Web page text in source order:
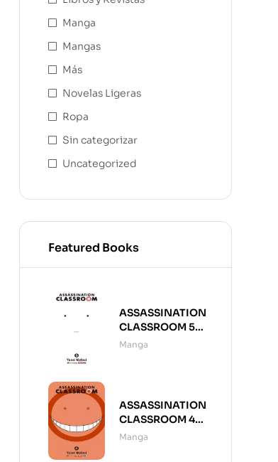
Manga
Mangas
Más
Novelas Ligeras
Ropa
Sin categorizar
Uncategorized
Featured Books
ASSASSINATION
CLASSROOM 5
(DE 21)
Manga
ASSASSINATION
CLASSROOM 4
(DE 21)
Manga